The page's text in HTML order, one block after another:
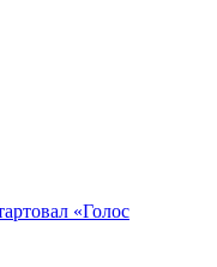
«Голос